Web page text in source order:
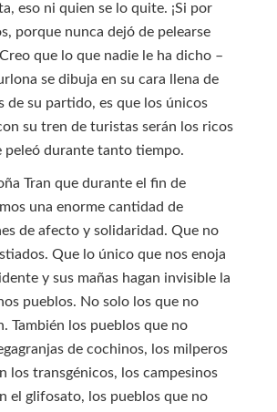
eso ni quien se lo quite. ¡Si por
porque nunca dejó de pelearse
que lo que nadie le ha dicho –
se dibuja en su cara llena de
de su partido, es que los únicos
su tren de turistas serán los ricos
peleó durante tanto tiempo.
Tran que durante el fin de
una enorme cantidad de
de afecto y solidaridad. Que no
Que lo único que nos enoja
y sus mañas hagan invisible la
pueblos. No solo los que no
También los pueblos que no
de cochinos, los milperos
los transgénicos, los campesinos
el glifosato, los pueblos que no